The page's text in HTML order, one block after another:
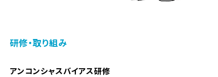
研修・取り組み
アンコンシャスバイアス研修